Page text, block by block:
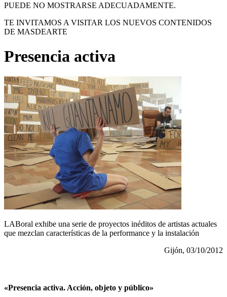
PUEDE NO MOSTRARSE ADECUADAMENTE.
TE INVITAMOS A VISITAR LOS NUEVOS CONTENIDOS
DE MASDEARTE
Presencia activa
LABoral exhibe una serie de proyectos inéditos de artistas actuales
que mezclan características de la performance y la instalación
Gijón, 03/10/2012
«Presencia activa. Acción, objeto y público»